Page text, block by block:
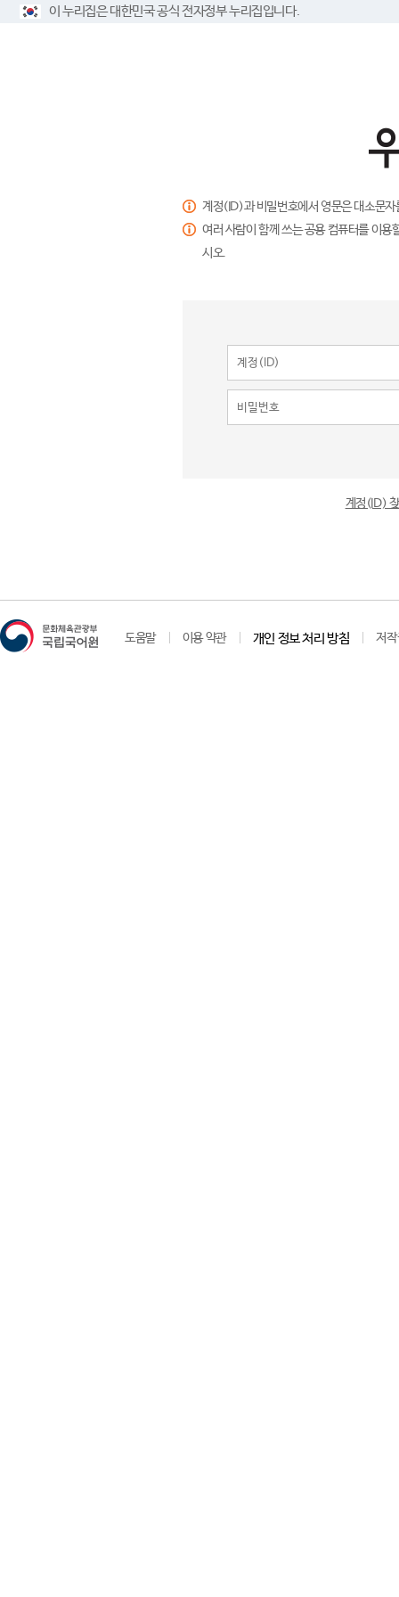
이 누리집은 대한민국 공식 전자정부 누리집입니다.
계정(ID)과 비밀번호에서 영문은 대소문
여러 사람이 함께 쓰는 공용 컴퓨터를 이
시오.
계정(ID)
도움말 이용 약관 개인 정보 처리 방침 저